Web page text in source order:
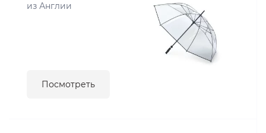
из Англии
Посмотреть